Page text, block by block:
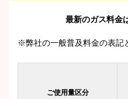
最新のガス料金
※弊社の一般普及料金の表記
ご使用量区分